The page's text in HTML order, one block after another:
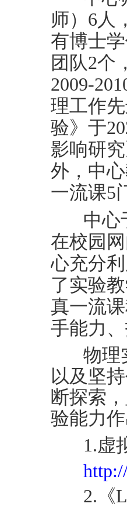
师） 6人
有博士
团队2个
2009-
理工作
验》于
影响研
外，中
一流课5
中心
在校园
心充分
了实验
真一流
手能力
物理
以及坚
断探索
验能力
1.虚
2. 《